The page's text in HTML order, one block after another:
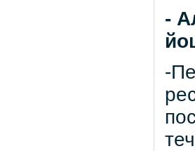
-
-